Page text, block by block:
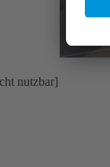
nutzbar]